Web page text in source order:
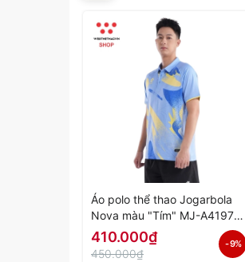
Áo polo thể thao Jogarbola
Nova màu "Tím" MJ-A4197-
04 - Hàng Chính Hãng
410.000₫
450.000₫
- 9%